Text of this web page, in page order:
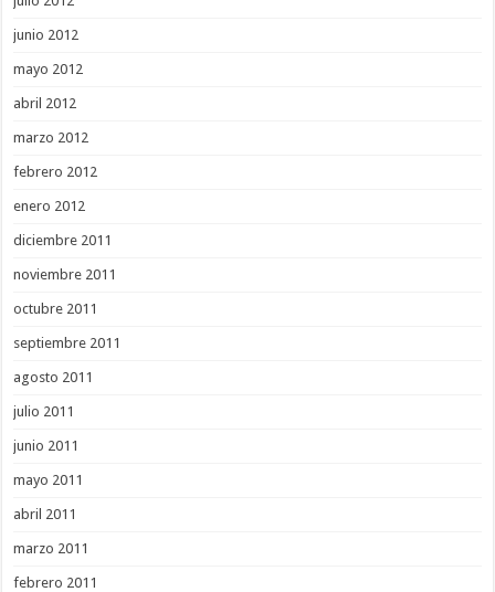
junio 2012
mayo 2012
abril 2012
marzo 2012
febrero 2012
enero 2012
diciembre 2011
noviembre 2011
octubre 2011
septiembre 2011
agosto 2011
julio 2011
junio 2011
mayo 2011
abril 2011
marzo 2011
febrero 2011